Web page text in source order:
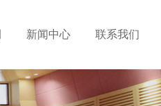
新闻中心 联系我们